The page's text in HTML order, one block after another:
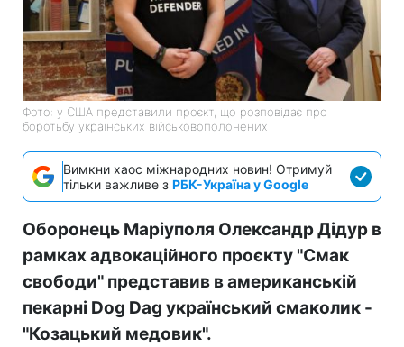
Фото: у США представили проєкт, що розповідає про
боротьбу українських військовополонених
Вимкни хаос міжнародних новин! Отримуй
тільки важливе з РБК-Україна у Google
Оборонець Маріуполя Олександр Дідур в
рамках адвокаційного проєкту "Смак
свободи" представив в американській
пекарні Dog Dag український смаколик -
"Козацький медовик".